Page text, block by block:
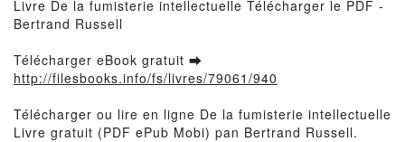
Livre De la fumisterie intellectuelle Télécharger le PDF -
Bertrand Russell
Télécharger eBook gratuit ➡
http://filesbooks.info/fs/livres/79061/940
Télécharger ou lire en ligne De la fumisterie intellectuelle
Livre gratuit (PDF ePub Mobi) pan Bertrand Russell.